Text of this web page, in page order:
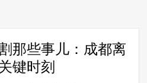
那些事儿：成都离
键时刻